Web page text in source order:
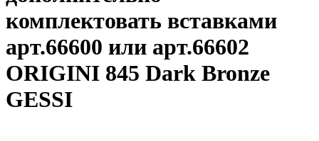
комплектовать вставками
арт.66600 или арт.66602
ORIGINI 845 Dark Bronze
GESSI